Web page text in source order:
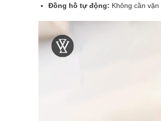
Đồng hồ tự động: Không cần